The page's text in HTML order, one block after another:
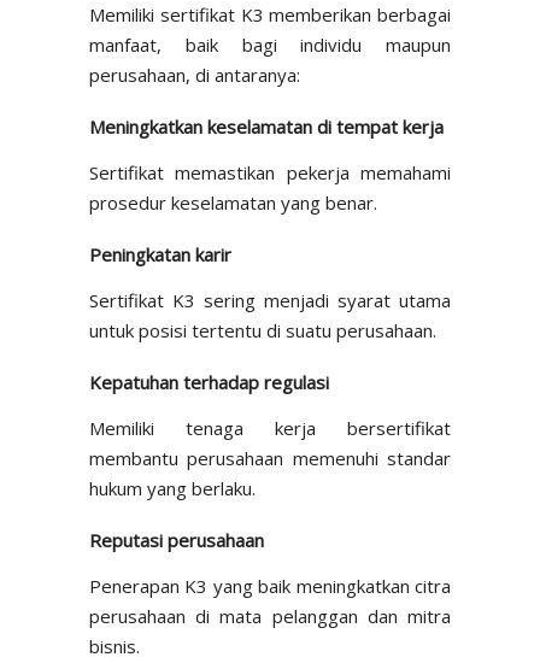
Memiliki sertifikat K3 memberikan berbagai
manfaat, baik bagi individu maupun
perusahaan, di antaranya:
Meningkatkan keselamatan di tempat kerja
Sertifikat memastikan pekerja memahami
prosedur keselamatan yang benar.
Peningkatan karir
Sertifikat K3 sering menjadi syarat utama
untuk posisi tertentu di suatu perusahaan.
Kepatuhan terhadap regulasi
Memiliki tenaga kerja bersertifikat
membantu perusahaan memenuhi standar
hukum yang berlaku.
Reputasi perusahaan
Penerapan K3 yang baik meningkatkan citra
perusahaan di mata pelanggan dan mitra
bisnis.